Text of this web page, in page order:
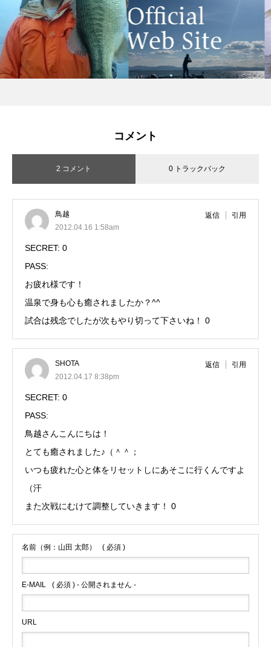
コメント
2 コメント 0 トラックバック
鳥越
2012.04.16 1:58am
返信 引用
SECRET: 0
PASS:
お疲れ様です！
温泉で身も心も癒されましたか？^^
試合は残念でしたが次もやり切って下さいね！ 0
SHOTA
2012.04.17 8:38pm
返信 引用
SECRET: 0
PASS:
鳥越さんこんにちは！
とても癒されました♪（＾＾；
いつも疲れた心と体をリセットしにあそこに行くんですよ
（汗
また次戦にむけて調整していきます！ 0
名前（例：山田 太郎） ( 必須 )
E-MAIL ( 必須 ) - 公開されません -
URL